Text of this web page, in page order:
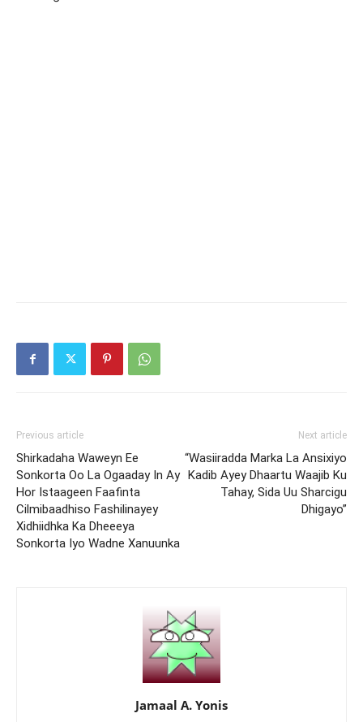
Previous article
Shirkadaha Waweyn Ee
Sonkorta Oo La Ogaaday In Ay
Hor Istaageen Faafinta
Cilmibaadhiso Fashilinayey
Xidhiidhka Ka Dheeeya
Sonkorta Iyo Wadne Xanuunka
Next article
“Wasiiradda Marka La Ansixiyo
Kadib Ayey Dhaartu Waajib Ku
Tahay, Sida Uu Sharcigu
Dhigayo”
Jamaal A. Yonis